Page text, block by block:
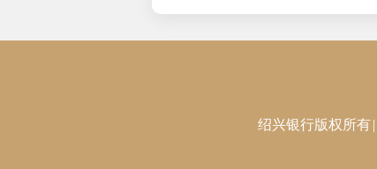
绍兴银行版权所有|